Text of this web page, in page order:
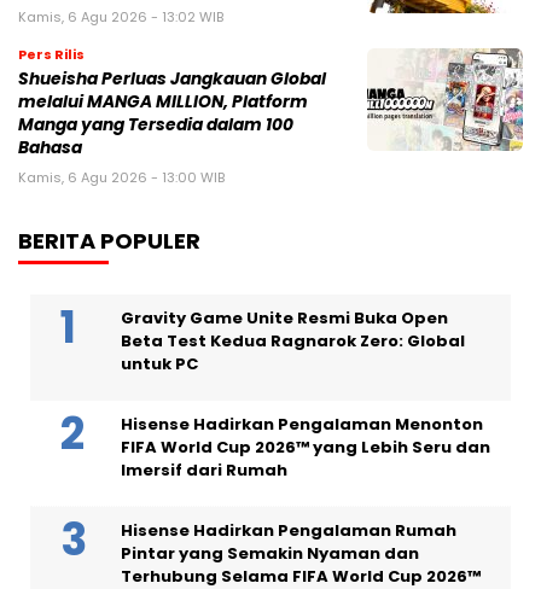
Kamis, 6 Agu 2026 - 13:02 WIB
Pers Rilis
Shueisha Perluas Jangkauan Global
melalui MANGA MILLION, Platform
Manga yang Tersedia dalam 100
Bahasa
Kamis, 6 Agu 2026 - 13:00 WIB
BERITA POPULER
Gravity Game Unite Resmi Buka Open
Beta Test Kedua Ragnarok Zero: Global
untuk PC
Hisense Hadirkan Pengalaman Menonton
FIFA World Cup 2026™ yang Lebih Seru dan
Imersif dari Rumah
Hisense Hadirkan Pengalaman Rumah
Pintar yang Semakin Nyaman dan
Terhubung Selama FIFA World Cup 2026™